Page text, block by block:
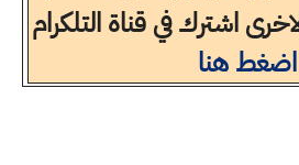
اشترك في قناة التلكرام
اضغط هنا